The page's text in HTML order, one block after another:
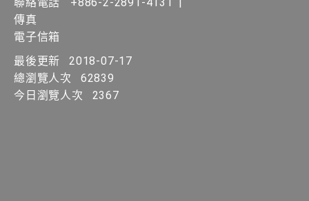
傳真
電子信箱
最後更新
2018-07-17
總瀏覽人次
62839
今日瀏覽人次
2367